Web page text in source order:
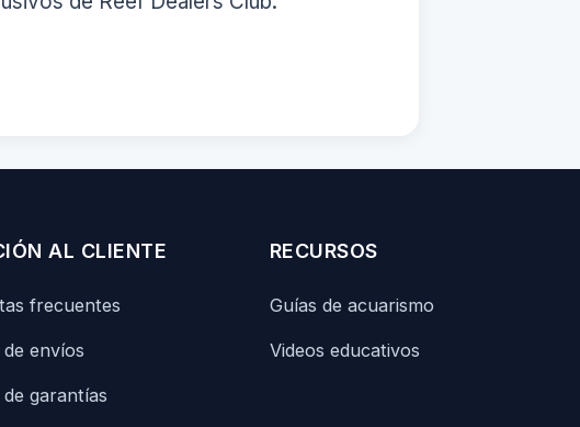
AL CLIENTE
frecuentes
envíos
garantías
RECURSOS
Guías de acuarismo
Videos educativos